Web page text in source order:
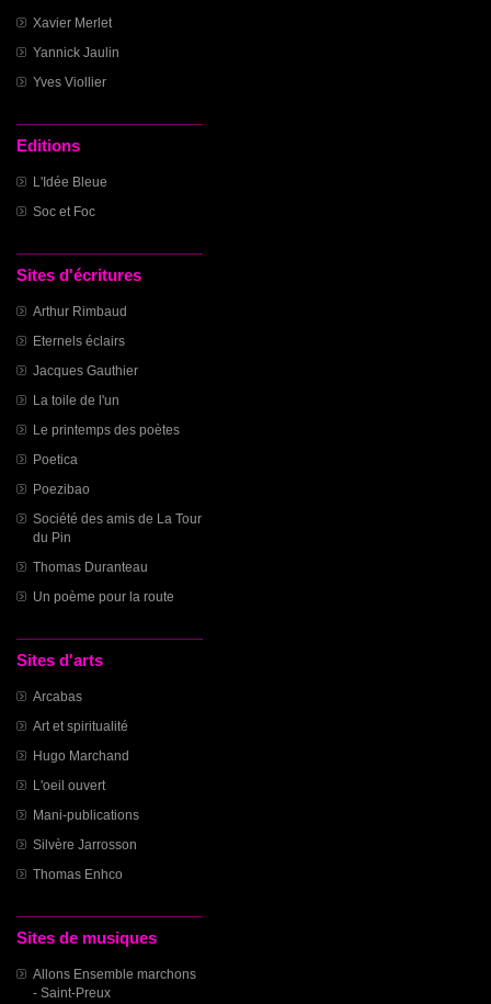
Xavier Merlet
Yannick Jaulin
Yves Viollier
Editions
L'Idée Bleue
Soc et Foc
Sites d'écritures
Arthur Rimbaud
Eternels éclairs
Jacques Gauthier
La toile de l'un
Le printemps des poètes
Poetica
Poezibao
Société des amis de La Tour
du Pin
Thomas Duranteau
Un poème pour la route
Sites d'arts
Arcabas
Art et spiritualité
Hugo Marchand
L'oeil ouvert
Mani-publications
Silvère Jarrosson
Thomas Enhco
Sites de musiques
Allons Ensemble marchons
- Saint-Preux